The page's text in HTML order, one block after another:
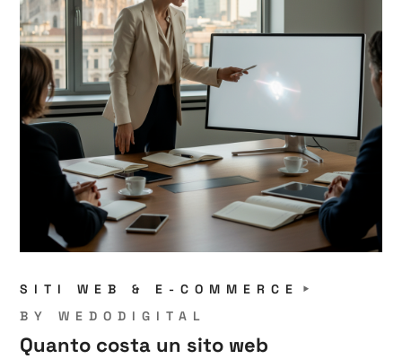
SITI WEB & E-COMMERCE
BYWEDODIGITAL
Quanto costa un sito web